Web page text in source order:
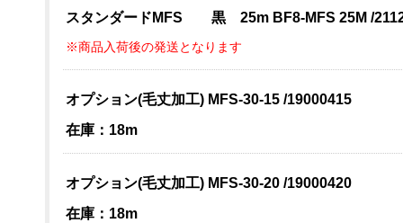
スタンダードMFS 黒 25m BF8-MFS 25M /
※商品入荷後の発送となります
オプション(毛丈加工) MFS-30-15 /19000415
在庫：18m
オプション(毛丈加工) MFS-30-20 /19000420
在庫：18m